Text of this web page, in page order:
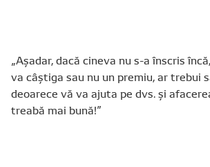
„Așadar, dacă cineva nu s-a înscris
va câștiga sau nu un premiu, ar trebui
deoarece vă va ajuta pe dvs. și
treabă mai bună!”